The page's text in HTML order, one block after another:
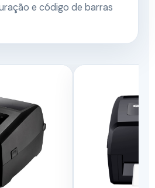
e código de barras